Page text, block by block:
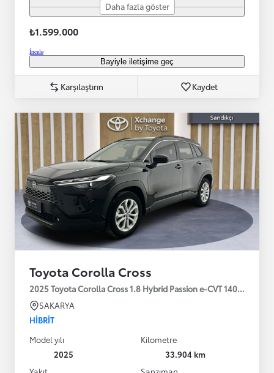
Daha fazla göster
₺1.599.000
İncele
Bayiyle iletişime geç
Karşılaştırın Kaydet
Toyota Corolla Cross
2025 Toyota Corolla Cross 1.8 Hybrid Passion e-CVT 140HP
SAKARYA
HIBRIT
Model yılı
2025
Kilometre
33.904 km